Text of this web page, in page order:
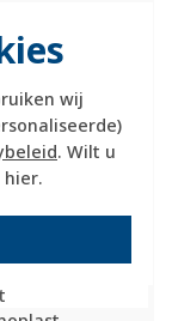
wij
. Wilt u
hier.
(mm)
(mm)
(mm)